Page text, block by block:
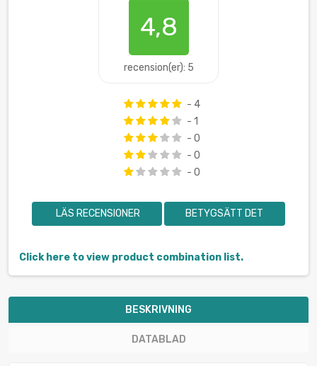
4,8
recension(er): 5
- 4
- 1
- 0
- 0
- 0
LÄS RECENSIONER BETYGSÄTT DET
Click here to view product combination list.
BESKRIVNING
DATABLAD